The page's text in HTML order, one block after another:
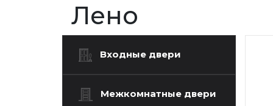
Лено
Входные двери
Межкомнатные двери